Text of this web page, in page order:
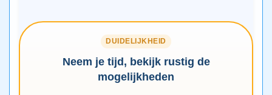
DUIDELIJKHEID
Neem je tijd, bekijk rustig de
mogelijkheden